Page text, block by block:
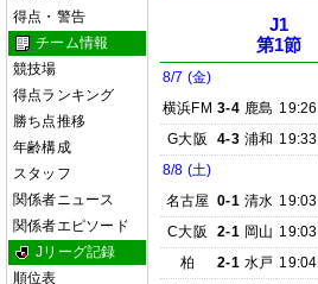
得点・警告
チーム情報
競技場
得点ランキング
勝ち点推移
年齢構成
スタッフ
関係者ニュース
関係者エピソード
Jリーグ記録
順位表
J1
第1節
8/7 (金)
横浜FM 3-4 鹿島 19:26
G大阪
4-3 浦和 19:33
8/8 (土)
名古屋 0-1 清水 19:03
C大阪
2-1 岡山 19:03
柏
2-1 水戸 19:04